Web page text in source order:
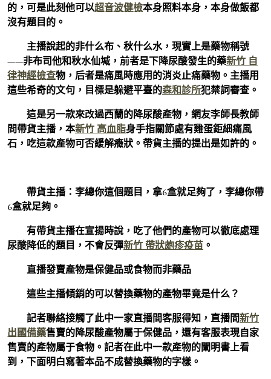
的，可是此刻他可以超音波健檢本身照料本身，本身做飯都
沒有題目的。
主播說起的非什么布、秋什么水，現實上是藥物稱號
——非布司他和秋水仙堿，前者是下降尿酸發生的藥新竹 自
律神經檢查物，后者是痛風時應用的消炎止痛藥物。主播用
這些希奇的文句，目標是躲避平臺的森和診所犯禁詞審查。
這是另一款來改過西蘭的降尿酸產物，網友李師長教師
問帶貨主播，本新竹 高血脂身手指關節處有雞蛋鉅細痛風
石，吃這款產物可否緩解癥狀。帶貨主播的提出是如許的。
帶貨主播：李總你這個題目，拿6盒就足夠了，李總你帶
6盒就足夠。
有帶貨主播在宣揚時說，吃了他們的產物可以徹底處理
尿酸降低的題目，不會反彈新竹 帶狀皰疹疫苗 。
直播發賣產物是保健品或食物而非藥品
這些主播傾銷的可以替換藥物的產物畢竟是什么？
記者聯絡接觸了此中一家直播間客服得知，直播間新竹
出國備藥售賣的降尿酸產物屬于保健品，還有客服表現自家
售賣的產物屬于食物。記者在此中一款產物的闡明書上看
到，下面明白寫著本品不成替換藥物的字樣。